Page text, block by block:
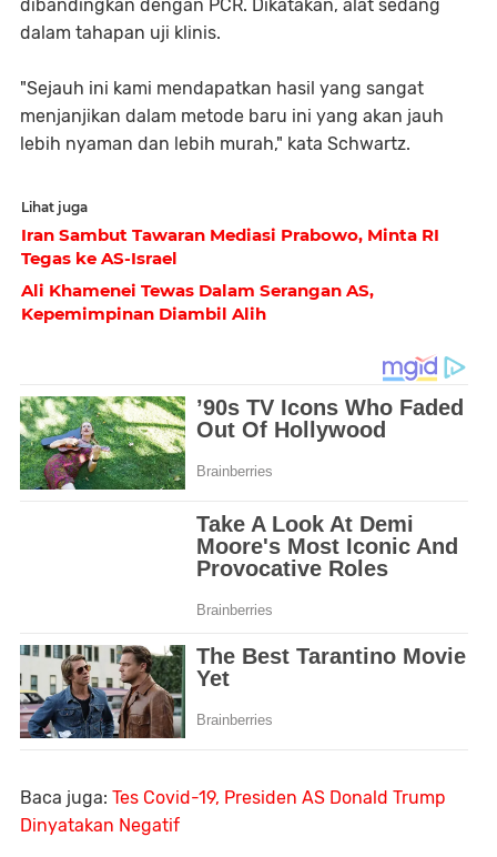
dibandingkan dengan PCR. Dikatakan, alat sedang
dalam tahapan uji klinis.
"Sejauh ini kami mendapatkan hasil yang sangat
menjanjikan dalam metode baru ini yang akan jauh
lebih nyaman dan lebih murah," kata Schwartz.
Lihat juga
Iran Sambut Tawaran Mediasi Prabowo, Minta RI
Tegas ke AS-Israel
Ali Khamenei Tewas Dalam Serangan AS,
Kepemimpinan Diambil Alih
Baca juga: Tes Covid-19, Presiden AS Donald Trump
Dinyatakan Negatif